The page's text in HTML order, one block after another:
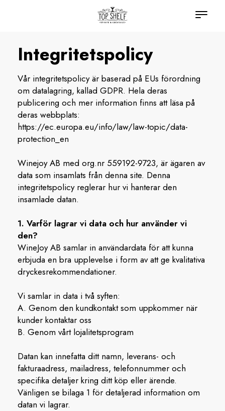
Integritetspolicy
Vår integritetspolicy är baserad på EUs förordning
om datalagring, kallad GDPR. Hela deras
publicering och mer information finns att läsa på
deras webbplats:
https://ec.europa.eu/info/law/law-topic/data-
protection_en
Winejoy AB med org.nr 559192-9723, är ägaren av
data som insamlats från denna site. Denna
integritetspolicy reglerar hur vi hanterar den
insamlade datan.
1. Varför lagrar vi data och hur använder vi
den?
WineJoy AB samlar in användardata för att kunna
erbjuda en bra upplevelse i form av att ge kvalitativa
dryckesrekommendationer.
Vi samlar in data i två syften:
A. Genom den kundkontakt som uppkommer när
kunder kontaktar oss
B. Genom vårt lojalitetsprogram
Datan kan innefatta ditt namn, leverans- och
fakturaadress, mailadress, telefonnummer och
specifika detaljer kring ditt köp eller ärende.
Vänligen se bilaga 1 för detaljerad information om
datan vi lagrar.